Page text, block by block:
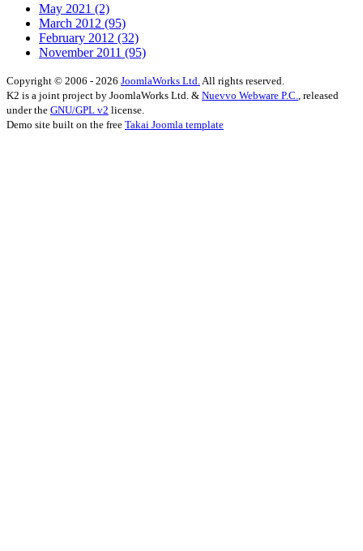
May 2021 (2)
March 2012 (95)
February 2012 (32)
November 2011 (95)
Copyright © 2006 - 2026 JoomlaWorks Ltd. All rights reserved.
K2 is a joint project by JoomlaWorks Ltd. & Nuevvo Webware P.C.
, released
under the GNU/GPL v2 license.
Demo site built on the free Takai Joomla template